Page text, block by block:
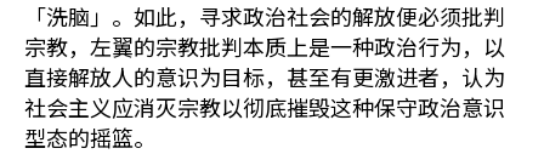
「洗脑」。如此，寻求政治社会的解放便必须批判
宗教，左翼的宗教批判本质上是一种政治行为，以
直接解放人的意识为目标，甚至有更激进者，认为
社会主义应消灭宗教以彻底摧毁这种保守政治意识
型态的摇篮。